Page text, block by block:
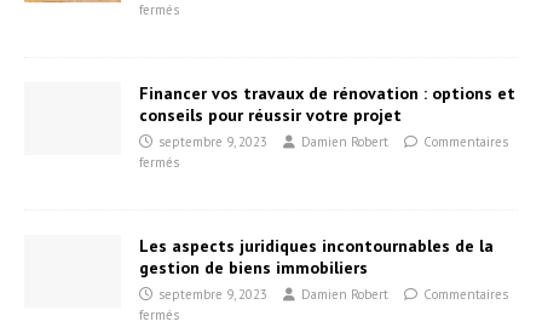
fermés
Financer vos travaux de rénovation : options et
conseils pour réussir votre projet
septembre 9, 2023 Damien Robert
Commentaires
fermés
Les aspects juridiques incontournables de la
gestion de biens immobiliers
septembre 9, 2023 Damien Robert
Commentaires
fermés